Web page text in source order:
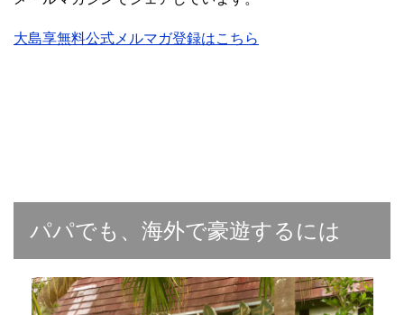
大島享無料公式メルマガ登録はこちら
パパでも、海外で豪遊するには